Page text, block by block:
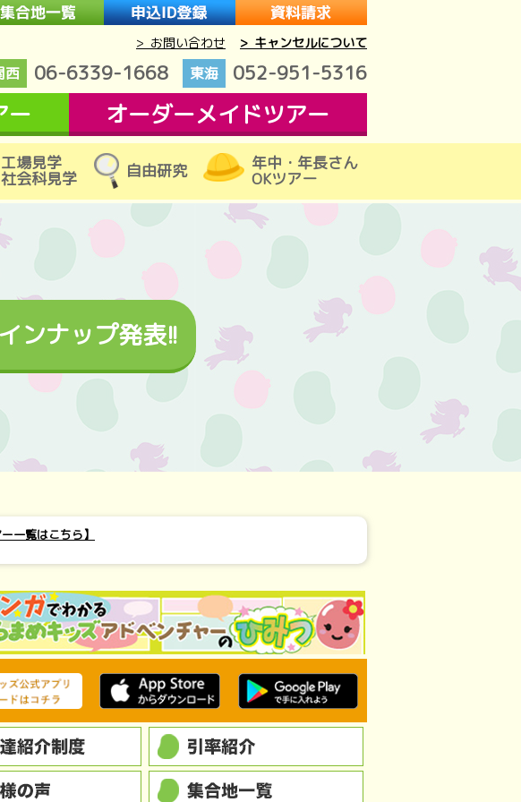
> お問い合わせ > キャンセルについて
西 06-6339-1668 東海 052-951-5316
ー オーダーメイドツアー
工場見学
社会科見学 自由研究 年中・年長さん
OKツアー
ンナップ発表!!
一覧はこちら】